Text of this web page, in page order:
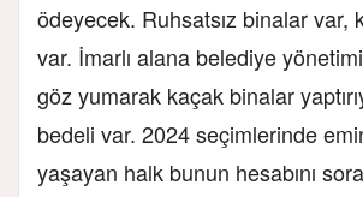
ödeyecek. Ruhsatsız binalar var,
var. İmarlı alana belediye
göz yumarak kaçak binalar
bedeli var. 2024 seçimlerinde
yaşayan halk bunun hesabını